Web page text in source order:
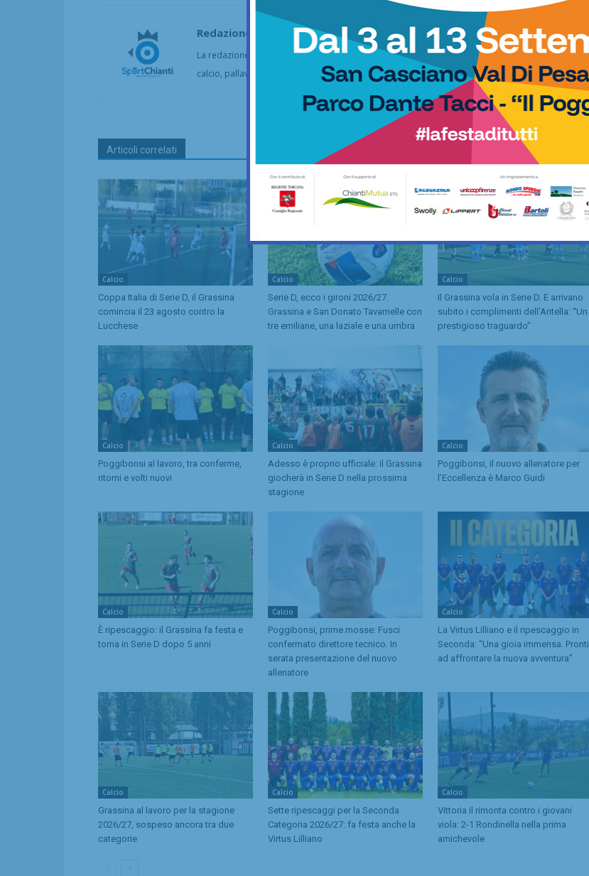
Redazione
La redazione di SportChianti dà spazio, ogni giorno, a tutti gli sport nei comuni chiantigiani:
calcio, pallavolo, basket, pallamano, baseball, karate, danza, ginnastica, ciclismo...
Articoli correlati
Calcio
Coppa Italia di Serie D, il Grassina
comincia il 23 agosto contro la
Lucchese
Calcio
Serie D, ecco i gironi 2026/27.
Grassina e San Donato Tavarnelle con
tre emiliane, una laziale e una umbra
Calcio
Il Grassina vola in Serie D. E arrivano
subito i complimenti dell’Antella: “Un
prestigioso traguardo”
Calcio
Poggibonsi al lavoro, tra conferme,
ritorni e volti nuovi
Calcio
Adesso è proprio ufficiale: il Grassina
giocherà in Serie D nella prossima
stagione
Calcio
Poggibonsi, il nuovo allenatore per
l’Eccellenza è Marco Guidi
Calcio
È ripescaggio: il Grassina fa festa e
torna in Serie D dopo 5 anni
Calcio
Poggibonsi, prime mosse: Fusci
confermato direttore tecnico. In
serata presentazione del nuovo
allenatore
Calcio
La Virtus Lilliano e il ripescaggio in
Seconda: “Una gioia immensa. Pronti
ad affrontare la nuova avventura”
Calcio
Grassina al lavoro per la stagione
2026/27, sospeso ancora tra due
categorie
Calcio
Sette ripescaggi per la Seconda
Categoria 2026/27: fa festa anche la
Virtus Lilliano
Calcio
Vittoria il rimonta contro i giovani
viola: 2-1 Rondinella nella prima
amichevole